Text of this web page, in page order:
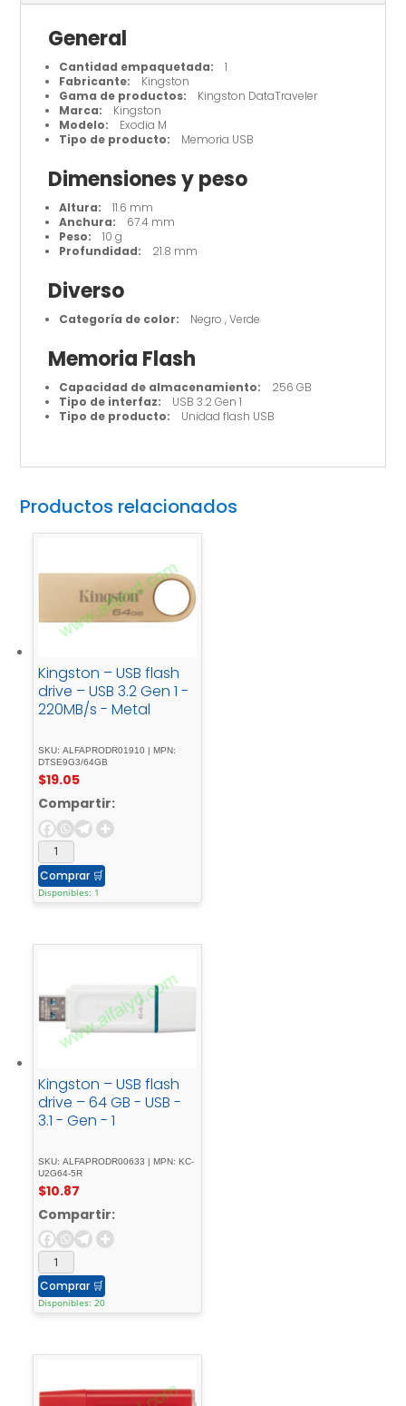
General
Cantidad empaquetada: 1
Fabricante: Kingston
Gama de productos: Kingston DataTraveler
Marca: Kingston
Modelo: Exodia M
Tipo de producto: Memoria USB
Dimensiones y peso
Altura: 11.6 mm
Anchura: 67.4 mm
Peso: 10 g
Profundidad: 21.8 mm
Diverso
Categoría de color: Negro , Verde
Memoria Flash
Capacidad de almacenamiento: 256 GB
Tipo de interfaz: USB 3.2 Gen 1
Tipo de producto: Unidad flash USB
Productos relacionados
Kingston – USB flash
drive – USB 3.2 Gen 1 -
220MB/s - Metal
SKU: ALFAPRODR01910 | MPN:
DTSE9G3/64GB
$19.05
Compartir:
Comprar 🛒
Disponibles: 1
Kingston – USB flash
drive – 64 GB - USB -
3.1 - Gen - 1
SKU: ALFAPRODR00633 | MPN: KC-
U2G64-5R
$10.87
Compartir:
Comprar 🛒
Disponibles: 20